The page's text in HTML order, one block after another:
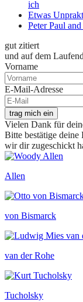
ich
Etwas
Peter Paul
gut zitiert
und auf dem
Vorname
E-Mail-Adresse
trag mich ein
Vielen Dank für
Bitte bestätige
wir dir zugeschickt
Allen
von Bismarck
van der Rohe
Tucholsky